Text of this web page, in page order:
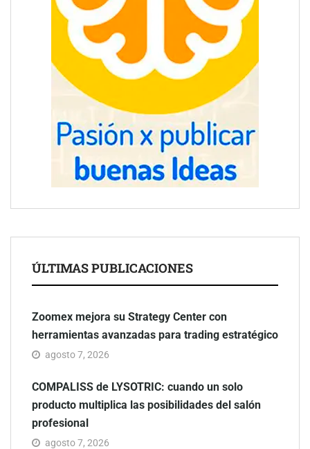
ÚLTIMAS PUBLICACIONES
Zoomex mejora su Strategy Center con
herramientas avanzadas para trading estratégico
agosto 7, 2026
COMPALISS de LYSOTRIC: cuando un solo
producto multiplica las posibilidades del salón
profesional
agosto 7, 2026